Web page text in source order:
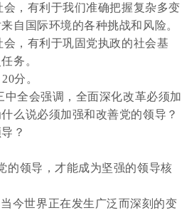
，有利于我们准确把握复杂多变
自国际环境的各种挑战和风险。
，有利于巩固党执政的社会基
务。
分。
中全会强调，全面深化改革必须加
么说必须加强和改善党的领导？
？
的领导，才能成为坚强的领导核
今世界正在发生广泛而深刻的变